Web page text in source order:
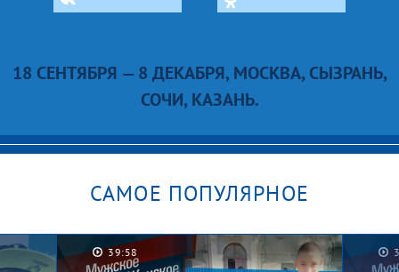
18 СЕНТЯБРЯ — 8 ДЕКАБРЯ, МОСКВА, СЫЗРАНЬ,
СОЧИ, КАЗАНЬ.
САМОЕ ПОПУЛЯРНОЕ
39:58